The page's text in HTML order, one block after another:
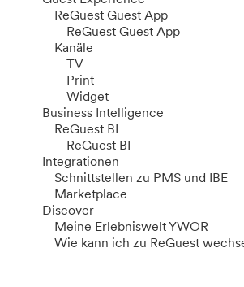
ReGuest Guest App
ReGuest Guest App
Kanäle
TV
Print
Widget
Business Intelligence
ReGuest BI
ReGuest BI
Integrationen
Schnittstellen zu PMS und IBE
Marketplace
Discover
Meine Erlebniswelt YWOR
Wie kann ich zu ReGuest